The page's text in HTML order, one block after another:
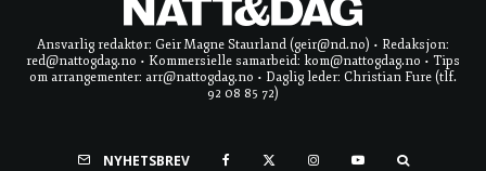
Ansvarlig redaktør: Geir Magne Staurland (geir@nd.no) • Redaksjon:
red@nattogdag.no • Kommersielle samarbeid: kom@nattogdag.no • Tips
om arrangementer: arr@nattogdag.no • Daglig leder: Christian Fure (tlf.
92 08 85 72)
NYHETSBREV